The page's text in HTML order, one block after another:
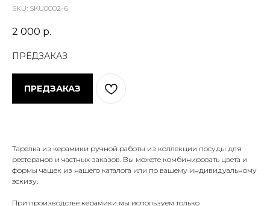
SKU: SKU0002-6
2 000 р.
ПРЕДЗАКАЗ
Тарелка из керамики ручной работы из коллекции посуды для
ресторанов и частных заказов. Вы можете комбинировать цвета и
формы чашек из нашего каталога или по вашему индивидуальному
эскизу.
При производстве керамики мы используем только